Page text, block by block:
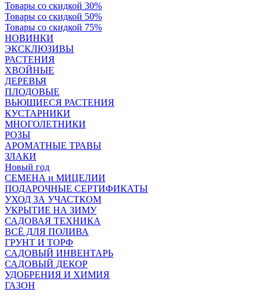
Товары со скидкой 30%
Товары со скидкой 50%
Товары со скидкой 75%
НОВИНКИ
ЭКСКЛЮЗИВЫ
РАСТЕНИЯ
ХВОЙНЫЕ
ДЕРЕВЬЯ
ПЛОДОВЫЕ
ВЬЮЩИЕСЯ РАСТЕНИЯ
КУСТАРНИКИ
МНОГОЛЕТНИКИ
РОЗЫ
АРОМАТНЫЕ ТРАВЫ
ЗЛАКИ
Новый год
СЕМЕНА и МИЦЕЛИИ
ПОДАРОЧНЫЕ СЕРТИФИКАТЫ
УХОД ЗА УЧАСТКОМ
УКРЫТИЕ НА ЗИМУ
САДОВАЯ ТЕХНИКА
ВСЁ ДЛЯ ПОЛИВА
ГРУНТ И ТОРФ
САДОВЫЙ ИНВЕНТАРЬ
САДОВЫЙ ДЕКОР
УДОБРЕНИЯ И ХИМИЯ
ГАЗОН